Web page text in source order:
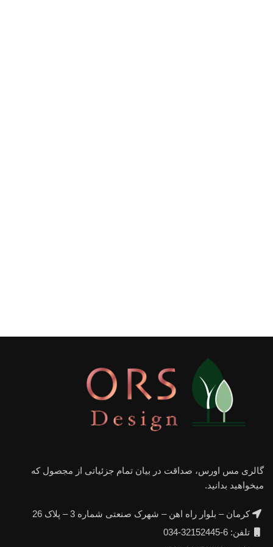
گالری مس اورس، صداقت در بیان تمام جزئیاتی از مجصول که
میخواهید بدانید.
کرمان – بلوار راه اهن – شهرک صنعتی شماره 3 – پلاک 26
تلفن: 6-32152445-034